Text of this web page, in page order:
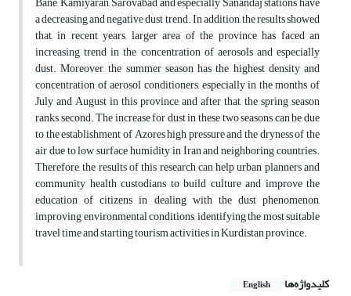
a decreasing and negative dust trend. In addition, the results showed
that, in recent years, larger area of the province has faced an
increasing trend in the concentration of aerosols and especially
dust. Moreover, the summer season has the highest density and
concentration of aerosol conditioners, especially in the months of
July and August in this province, and after that, the spring season
ranks second. The increase for dust in these two seasons can be due
to the establishment of Azores high pressure and the dryness of the
air due to low surface humidity in Iran and neighboring countries.
Therefore, the results of this research can help urban planners and
community health custodians to build culture and improve the
education of citizens in dealing with the dust phenomenon,
improving environmental conditions, identifying the most suitable
travel time and starting tourism activities in Kurdistan province.
کلیدواژه‌ها English